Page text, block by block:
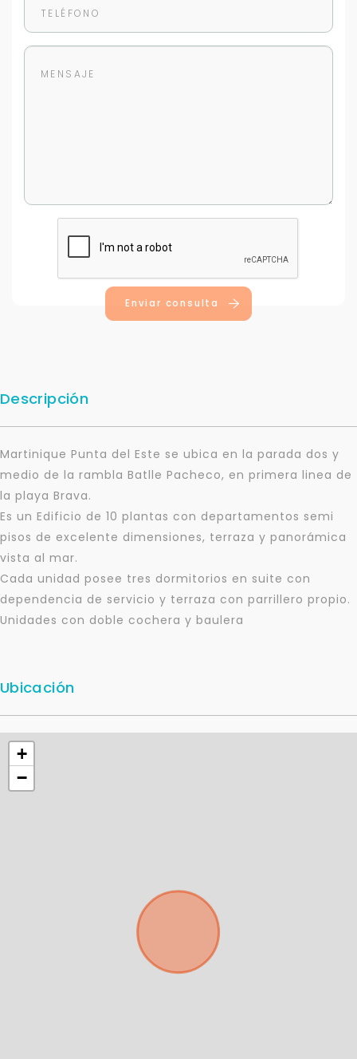
Enviar consulta
Descripción
Martinique Punta del Este se ubica en la parada dos y
medio de la rambla Batlle Pacheco, en primera linea de
la playa Brava.
Es un Edificio de 10 plantas con departamentos semi
pisos de excelente dimensiones, terraza y panorámica
vista al mar.
Cada unidad posee tres dormitorios en suite con
dependencia de servicio y terraza con parrillero propio.
Unidades con doble cochera y baulera
Ubicación
+
−
mejor y más rápido
Déjanos tus datos para identificar tu consulta en el
sistema de gestión de clientes.